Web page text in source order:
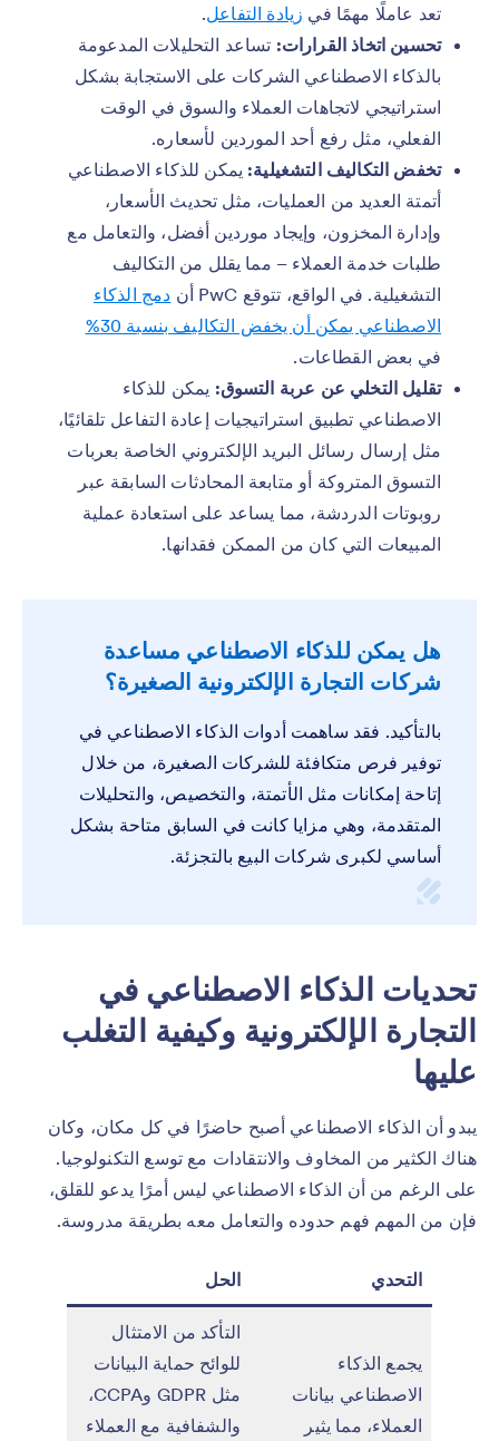
تعد عاملًا مهمًا في زيادة التفاعل.
تحسين اتخاذ القرارات: تساعد التحليلات المدعومة
بالذكاء الاصطناعي الشركات على الاستجابة بشكل
استراتيجي لاتجاهات العملاء والسوق في الوقت
الفعلي، مثل رفع أحد الموردين لأسعاره.
تخفض التكاليف التشغيلية: يمكن للذكاء الاصطناعي
أتمتة العديد من العمليات، مثل تحديث الأسعار،
وإدارة المخزون، وإيجاد موردين أفضل، والتعامل مع
طلبات خدمة العملاء – مما يقلل من التكاليف
التشغيلية. في الواقع، تتوقع PwC أن
دمج الذكاء
الاصطناعي يمكن أن يخفض التكاليف بنسبة 30%
في بعض القطاعات.
تقليل التخلي عن عربة التسوق: يمكن للذكاء
الاصطناعي تطبيق استراتيجيات إعادة التفاعل تلقائيًا،
مثل إرسال رسائل البريد الإلكتروني الخاصة بعربات
التسوق المتروكة أو متابعة المحادثات السابقة عبر
روبوتات الدردشة، مما يساعد على استعادة عملية
المبيعات التي كان من الممكن فقدانها.
هل يمكن للذكاء الاصطناعي مساعدة
شركات التجارة الإلكترونية الصغيرة؟
بالتأكيد. فقد ساهمت أدوات الذكاء الاصطناعي في
توفير فرص متكافئة للشركات الصغيرة، من خلال
إتاحة إمكانات مثل الأتمتة، والتخصيص، والتحليلات
المتقدمة، وهي مزايا كانت في السابق متاحة بشكل
أساسي لكبرى شركات البيع بالتجزئة.
تحديات الذكاء الاصطناعي في
التجارة الإلكترونية وكيفية التغلب
عليها
يبدو أن الذكاء الاصطناعي أصبح حاضرًا في كل مكان، وكان
هناك الكثير من المخاوف والانتقادات مع توسع التكنولوجيا.
على الرغم من أن الذكاء الاصطناعي ليس أمرًا يدعو للقلق،
فإن من المهم فهم حدوده والتعامل معه بطريقة مدروسة.
التحدي الحل
يجمع الذكاء
الاصطناعي بيانات
العملاء، مما يثير
التأكد من الامتثال
للوائح حماية البيانات
مثل GDPR وCCPA،
والشفافية مع العملاء